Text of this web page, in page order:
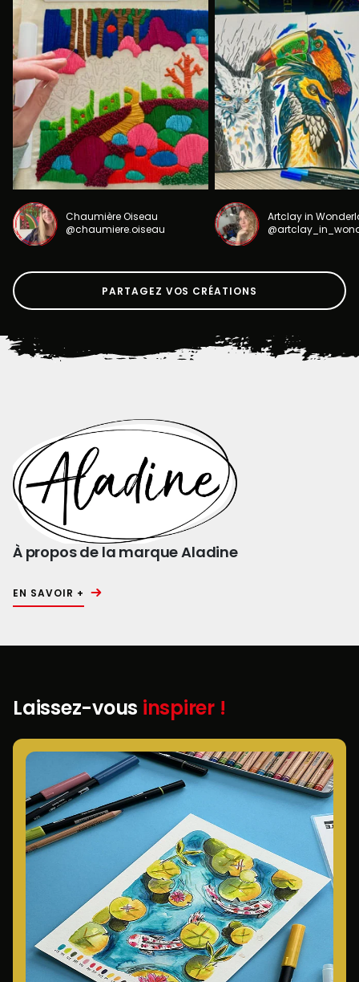
Chaumière Oiseau
@chaumiere.oiseau
Artclay in
PARTAGEZ VOS CRÉATIONS
À propos de la marque Aladine
EN SAVOIR +
Laissez-vous inspirer !